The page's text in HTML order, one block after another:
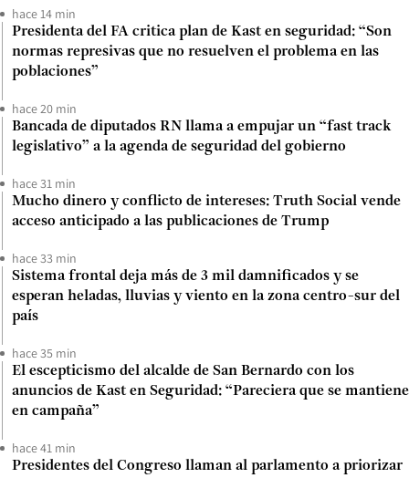
hace 14 min
Presidenta del FA critica plan de Kast en seguridad: “Son
normas represivas que no resuelven el problema en las
poblaciones”
hace 20 min
Bancada de diputados RN llama a empujar un “fast track
legislativo” a la agenda de seguridad del gobierno
hace 31 min
Mucho dinero y conflicto de intereses: Truth Social vende
acceso anticipado a las publicaciones de Trump
hace 33 min
Sistema frontal deja más de 3 mil damnificados y se
esperan heladas, lluvias y viento en la zona centro-sur del
país
hace 35 min
El escepticismo del alcalde de San Bernardo con los
anuncios de Kast en Seguridad: “Pareciera que se mantiene
en campaña”
hace 41 min
Presidentes del Congreso llaman al parlamento a priorizar